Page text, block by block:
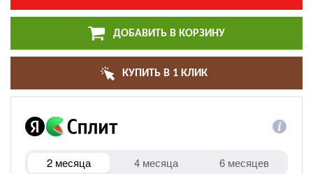
ДОБАВИТЬ В КОРЗИНУ
КУПИТЬ В 1 КЛИК